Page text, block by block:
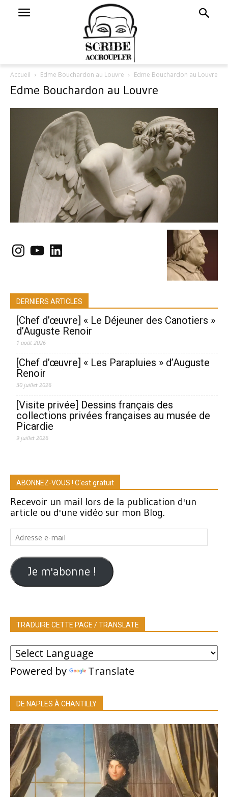
Accueil Edme Bouchardon au Louvre Edme Bouchardon au Louvre
Edme Bouchardon au Louvre
Instagram
YouTubeLinkedIn
DERNIERS ARTICLES
[Chef d’œuvre] « Le Déjeuner des Canotiers »
d’Auguste Renoir
1 août 2026
[Chef d’œuvre] « Les Parapluies » d’Auguste
Renoir
30 juillet 2026
[Visite privée] Dessins français des
collections privées françaises au musée de
Picardie
9 juillet 2026
ABONNEZ-VOUS ! C'est gratuit
Recevoir un mail lors de la publication d'un
article ou d'une vidéo sur mon Blog.
Adresse
e-
mail
Je m'abonne !
TRADUIRE CETTE PAGE / TRANSLATE
Powered by Translate
DE NAPLES À CHANTILLY